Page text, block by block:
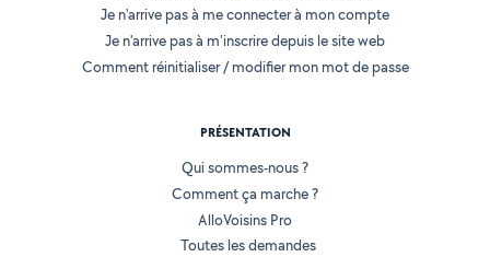
Je n'arrive pas à me connecter à mon compte
Je n'arrive pas à m'inscrire depuis le site web
Comment réinitialiser / modifier mon mot de passe
PRÉSENTATION
Qui sommes-nous ?
Comment ça marche ?
AlloVoisins Pro
Toutes les demandes